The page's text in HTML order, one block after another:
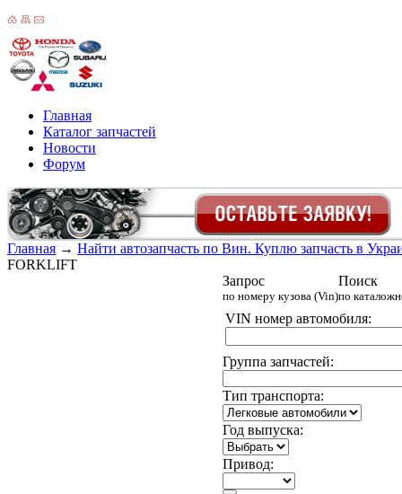
Главная
Каталог запчастей
Новости
Форум
Главная → Найти автозапчасть по Вин. Куплю запчасть в
FORKLIFT
Запрос
по номеру кузова (Vin)
Поиск
по
VIN номер автомобиля:
Группа запчастей:
Тип транспорта:
Год выпуска:
Привод: